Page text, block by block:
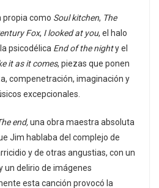
propia como Soul kitchen, The
Fox, I looked at you, el halo
psicodélica End of the nighty el
it as it comes, piezas que ponen
compenetración, imaginación y
excepcionales.
end,una obra maestra absoluta
Jim hablaba del complejo de
y de otras angustias, con un
un delirio de imágenes
esta canción provocó la